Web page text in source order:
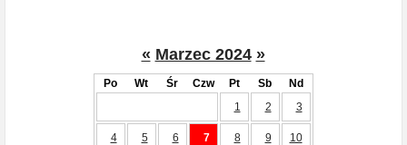
« Marzec 2024 »
Po Wt Śr Czw Pt Sb
Nd
1
2 3
4 5 6 7 8 9 10